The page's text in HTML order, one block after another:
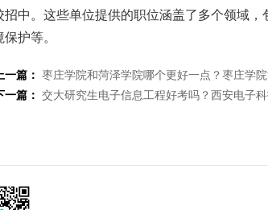
招中。这些单位提供的职位涵盖了多个领域
护等。
一篇： 枣庄学院和菏泽学院哪个更好一点？枣庄学
一篇： 交大研究生电子信息工程好考吗？西安电子